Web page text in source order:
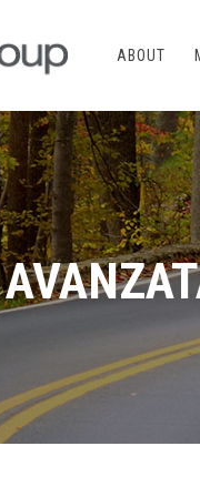
ABOUT